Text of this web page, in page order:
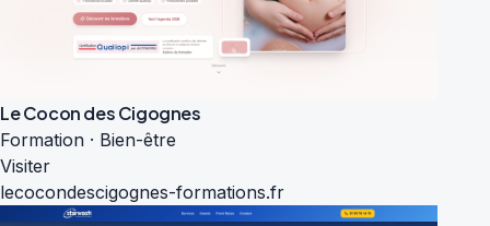
Le Cocon des Cigognes
Formation · Bien-être
Visiter
lecocondescigognes-formations.fr